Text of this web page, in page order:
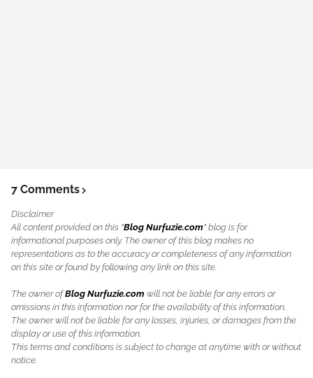
7 Comments
Disclaimer
All content provided on this "Blog Nurfuzie.com" blog is for
informational purposes only. The owner of this blog makes no
representations as to the accuracy or completeness of any information
on this site or found by following any link on this site.
The owner ofBlog Nurfuzie.com will not be liable for any errors or
omissions in this information nor for the availability of this information.
The owner will not be liable for any losses, injuries, or damages from the
display or use of this information.
This terms and conditions is subject to change at anytime with or without
notice.